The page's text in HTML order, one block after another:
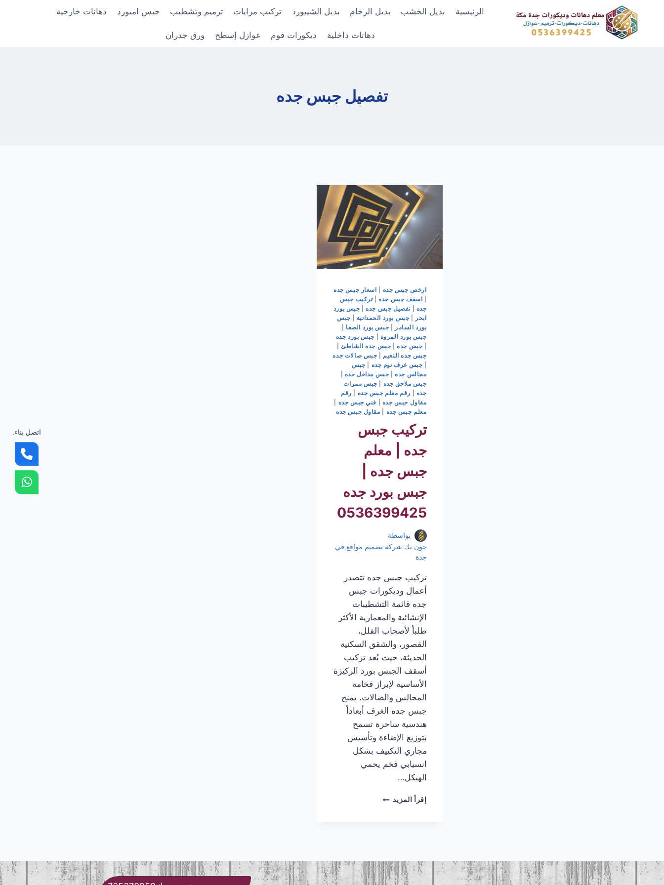
المحتوى
الرئيسية بديل الخشب بديل الرخام بديل الشيبورد تركيب مرايات ترميم وتشطيب جبس امبورد دهانات خارجية
دهانات داخلية ديكورات فوم عوازل إسطح ورق جدران
تفصيل جبس جده
ارخص جبس جده
اسعار جبس جده
اسقف جبس جده|تركيب جبس
جده
تفصيل جبس جده| جبس بورد
ابحر
جبس بورد الحمدانية
جبس
بورد السامر
جبس بورد الصفا
جبس بورد المروة
جبس بورد جده
جبس جده| جبس جده الشاطئ|
جبس جده النعيم
جبس صالات جده
جبس غرف نوم جده
جبس
مجالس جده| جبس مداخل جده
جبس ملاحق جده
جبس ممرات
جده
رقم معلم جبس جده
رقم
مقاول جبس جده
فني جبس جده
معلم جبس جده
مقاول جبس جده
تركيب جبس
جده | معلم
جبس جده |
جبس بورد جده
0536399425
بواسطة
جون تك شركة تصميم مواقع في
جدة
تركيب جبس جده تتصدر
أعمال وديكورات جبس
جده قائمة التشطيبات
الإنشائية والمعمارية الأكثر
طلباً لأصحاب الفلل،
القصور، والشقق السكنية
الحديثة، حيث يُعد تركيب
أسقف الجبس بورد الركيزة
الأساسية لإبراز فخامة
المجالس والصالات. يمنح
جبس جده الغرف أبعاداً
هندسية ساحرة تسمح
بتوزيع الإضاءة وتأسيس
مجاري التكييف بشكل
انسيابي فخم يحمي
الهيكل…
إقرأ المزيد تركيب
جده
|
جبس
اتصل بناء.